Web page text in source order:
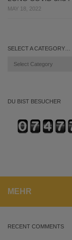
MAY 18, 2022
SELECT A CATEGORY…
DU BIST BESUCHER
MEHR
RECENT COMMENTS